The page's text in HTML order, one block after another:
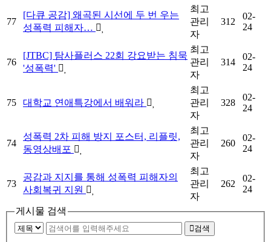
77
[다큐 공감] 왜곡된 시선에 두 번 우는
성폭력 피해자…
최고
관리
자
312
02-
24
76
[JTBC] 탐사플러스 22회 강요받는 침묵
'성폭력'
최고
관리
자
314
02-
24
75 대학교 연애특강에서 배워라
최고
관리
자
328
02-
24
74
성폭력 2차 피해 방지 포스터, 리플릿,
동영상배포
최고
관리
자
260
02-
24
73
공감과 지지를 통해 성폭력 피해자의
사회복귀 지원
최고
관리
자
262
02-
24
게시물 검색
검색